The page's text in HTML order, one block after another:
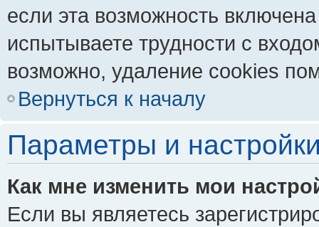
если эта возможность
испытываете трудности с
возможно, удаление cookies
Вернуться к началу
Параметры и
Как мне изменить мои
Если вы являетесь